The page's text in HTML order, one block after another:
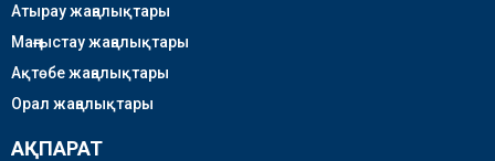
Атырау жаңалықтары
Маңғыстау жаңалықтары
Ақтөбе жаңалықтары
Орал жаңалықтары
АҚПАРАТ